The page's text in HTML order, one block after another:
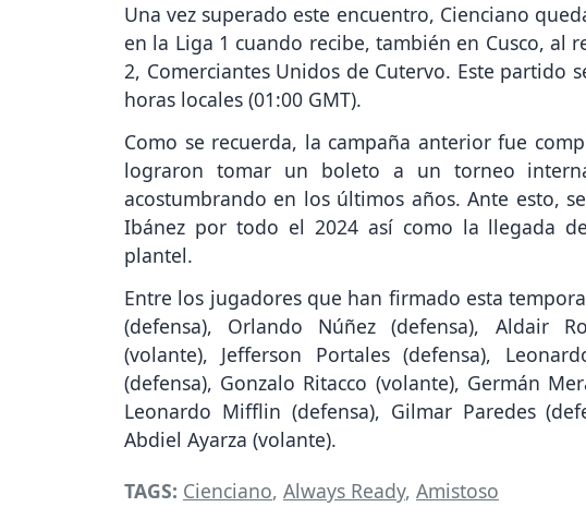
Una vez superado este encuentro, Cienciano
en la Liga 1 cuando recibe, también en Cusco, al
2, Comerciantes Unidos de Cutervo. Este partido
horas locales (01:00 GMT).
Como se recuerda, la campaña anterior fue
lograron tomar un boleto a un torneo
acostumbrando en los últimos años. Ante esto,
Ibánez por todo el 2024 así como la llegada
plantel.
Entre los jugadores que han firmado esta
(defensa), Orlando Núñez (defensa), Aldair
(volante), Jefferson Portales (defensa),
(defensa), Gonzalo Ritacco (volante), Germán
Leonardo Mifflin (defensa), Gilmar Paredes
Abdiel Ayarza (volante).
TAGS: Cienciano, Always Ready, Amistoso